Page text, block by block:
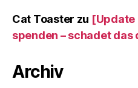
Cat Toaster zu [Update
spenden – schadet das
Archiv